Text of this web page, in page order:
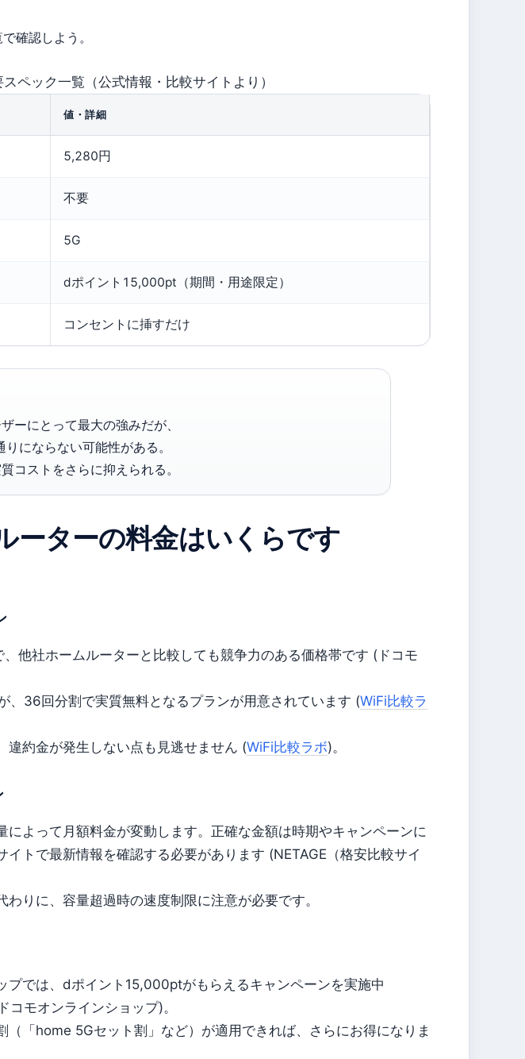
確認しよう。
スペック一覧（公式情報・比較サイトより）
値・詳細
5,280円
不要
5G
dポイント15,000pt（期間・用途限定）
コンセントに挿すだけ
ーにとって最大の強みだが、
にならない可能性がある。
コストをさらに抑えられる。
ーターの料金はいくらです
他社ホームルーターと比較しても競争力のある価格帯です (ドコモ
、36回分割で実質無料となるプランが用意されています (WiFi比較ラ
違約金が発生しない点も見逃せません (WiFi比較ラボ)。
によって月額料金が変動します。正確な金額は時期やキャンペーンに
イトで最新情報を確認する必要があります (NETAGE（格安比較サイ
わりに、容量超過時の速度制限に注意が必要です。
プでは、dポイント15,000ptがもらえるキャンペーンを実施中
コモオンラインショップ)。
（「home 5Gセット割」など）が適用できれば、さらにお得になりま